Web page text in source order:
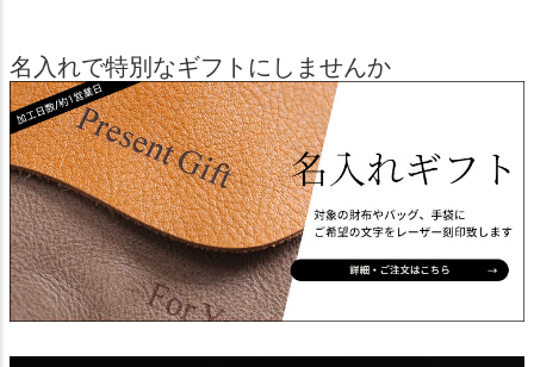
名入れで特別なギフトにしませんか